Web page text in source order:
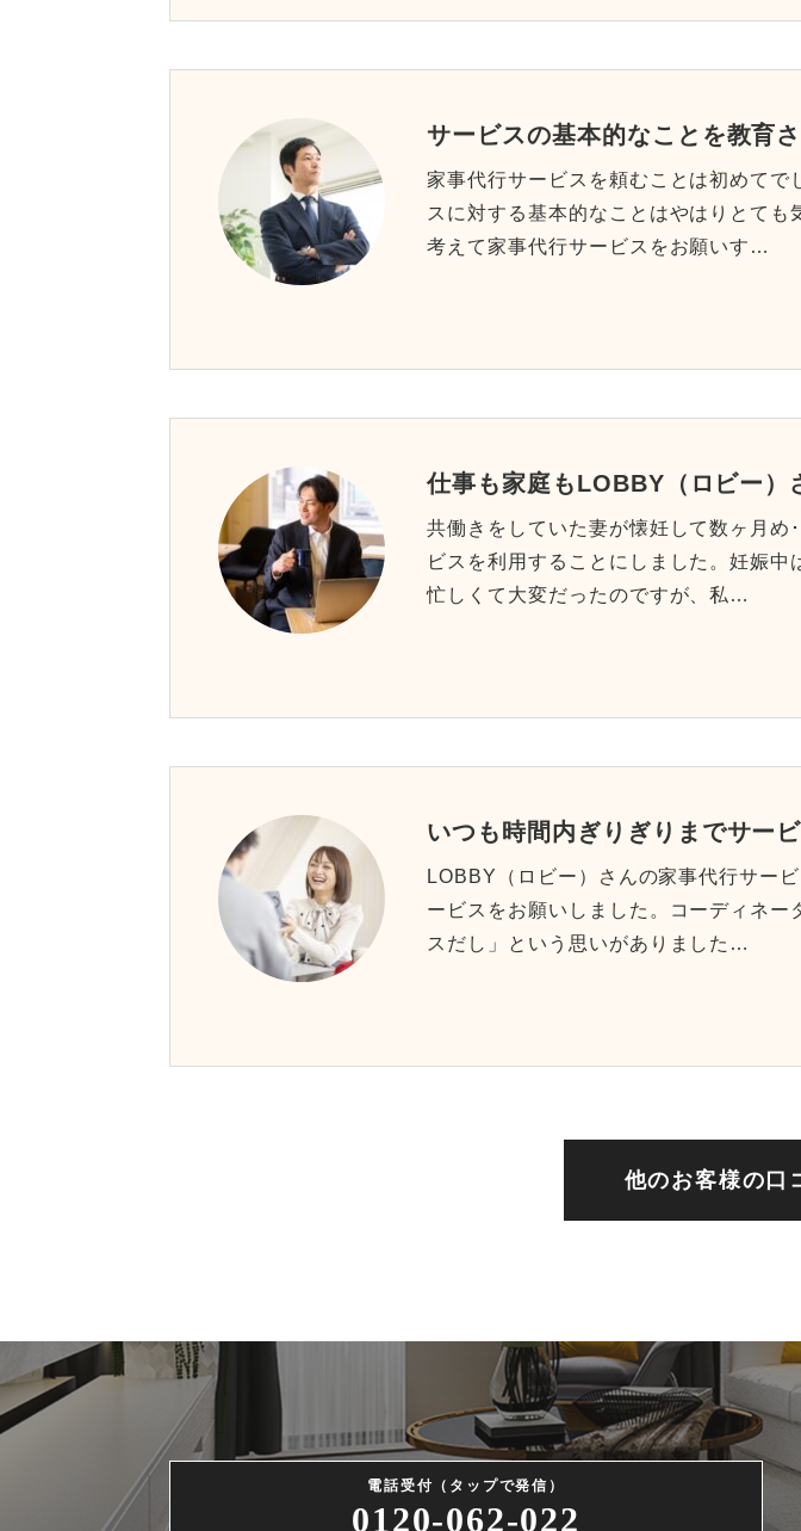
サービスの基本的なことを教育
家事代行サービスを頼むことは初めて
スに対する基本的なことはやはりとて
考えて家事代行サービスをお願いす…
仕事も家庭もLOBBY（ロビー）
共働きをしていた妻が懐妊して数ヶ月め
ビスを利用することにしました。妊娠
忙しくて大変だったのですが、私…
いつも時間内ぎりぎりまでサー
LOBBY（ロビー）さんの家事代行サー
ービスをお願いしました。コーディネ
スだし」という思いがありました…
他のお客様の口
電話受付（タップで発信）
0120-062-022